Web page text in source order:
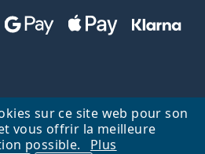
sur ce site web pour son
vous offrir la meilleure
possible.
Plus